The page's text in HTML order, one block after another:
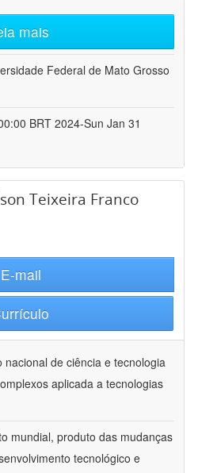
mais
Federal de Mato Grosso
BRT 2024-Sun Jan 31
Teixeira Franco
E-mail
nacional de ciência e tecnologia
aplicada a tecnologias
mundial, produto das mudanças
tecnológico e